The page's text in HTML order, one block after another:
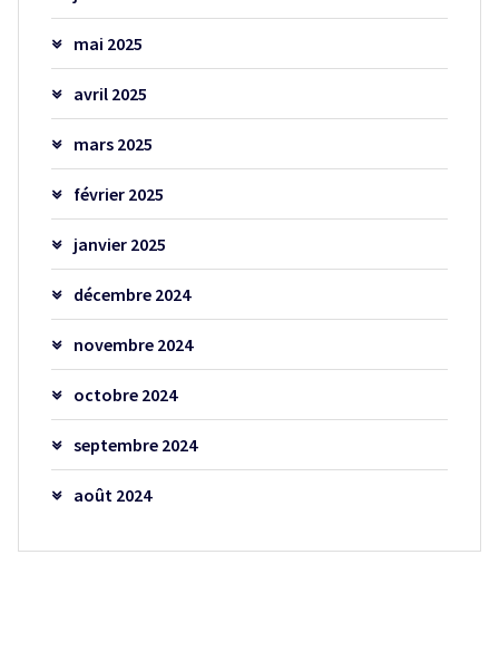
mai 2025
avril 2025
mars 2025
février 2025
janvier 2025
décembre 2024
novembre 2024
octobre 2024
septembre 2024
août 2024